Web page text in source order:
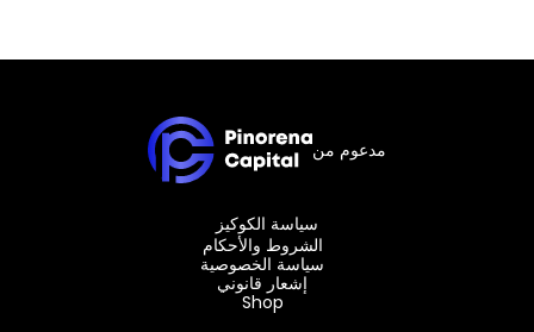
مدعوم من
سياسة الكوكيز
الشروط والأحكام
سياسة الخصوصية
إشعار قانوني
Shop